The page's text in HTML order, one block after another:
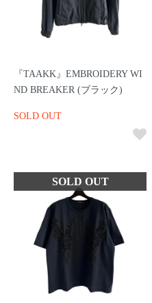
『TAAKK』EMBROIDERY WI
ND BREAKER (ブラック)
SOLD OUT